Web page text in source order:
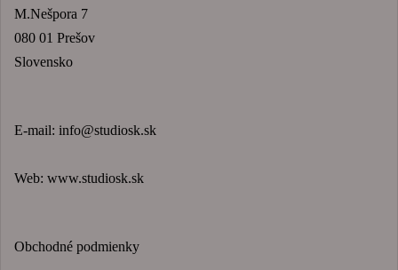
M.Nešpora 7
080 01 Prešov
Slovensko
E-mail: info@studiosk.sk
Web: www.studiosk.sk
Obchodné podmienky